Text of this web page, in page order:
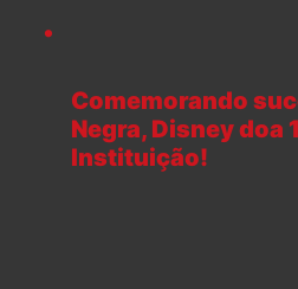
Comemorando
Negra, Disney doa
Instituição!